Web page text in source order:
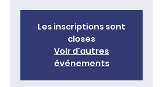
Les inscriptions sont
closes
Voir d'autres
événements